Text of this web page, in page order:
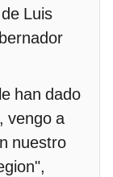
Luis
han dado
vengo a
nuestro